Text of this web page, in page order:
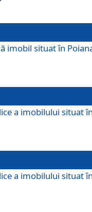
imobil situat în
a imobilului situat
a imobilului situat